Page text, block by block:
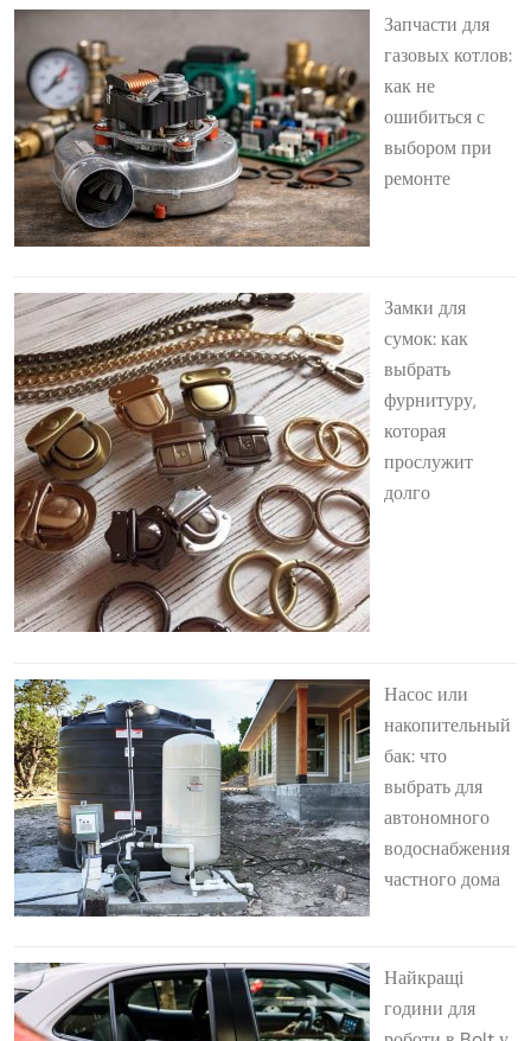
Запчасти для
газовых котлов:
как не
ошибиться с
выбором при
ремонте
Замки для
сумок: как
выбрать
фурнитуру,
которая
прослужит
долго
Насос или
накопительный
бак: что
выбрать для
автономного
водоснабжения
частного дома
Найкращі
години для